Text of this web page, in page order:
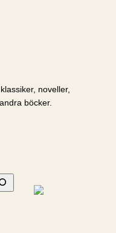
noveller,
böcker.